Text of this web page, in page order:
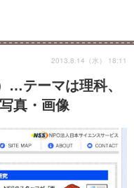
…テーマは理科、
真・画像
2013.8.14（水） 18:11